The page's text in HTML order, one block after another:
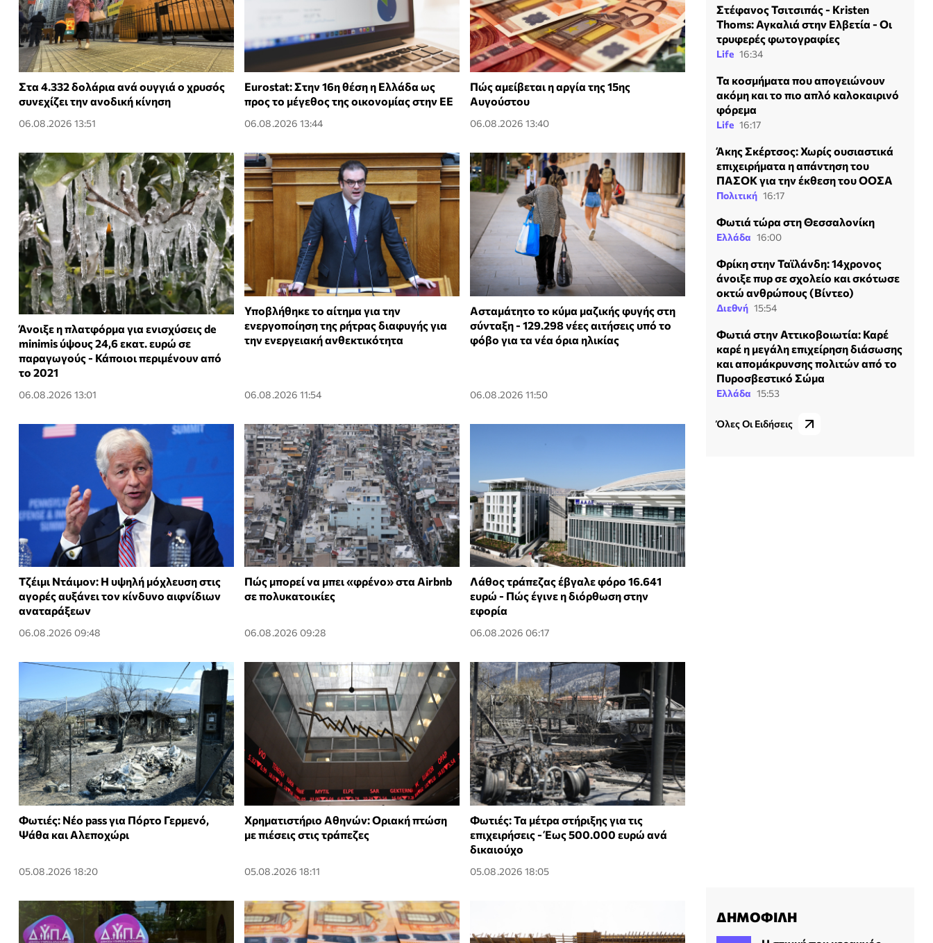
Στα 4.332 δολάρια ανά ουγγιά ο χρυσός
συνεχίζει την ανοδική κίνηση
06.08.2026 13:51
Eurostat: Στην 16η θέση η Ελλάδα ως
προς το μέγεθος της οικονομίας στην ΕΕ
06.08.2026 13:44
Πώς αμείβεται η αργία της 15ης
Αυγούστου
06.08.2026 13:40
Άνοιξε η πλατφόρμα για ενισχύσεις de
minimis ύψους 24,6 εκατ. ευρώ σε
παραγωγούς - Κάποιοι περιμένουν από
το 2021
06.08.2026 13:01
Υποβλήθηκε το αίτημα για την
ενεργοποίηση της ρήτρας διαφυγής για
την ενεργειακή ανθεκτικότητα
06.08.2026 11:54
Ασταμάτητο το κύμα μαζικής φυγής στη
σύνταξη - 129.298 νέες αιτήσεις υπό το
φόβο για τα νέα όρια ηλικίας
06.08.2026 11:50
Τζέιμι Ντάιμον: Η υψηλή μόχλευση στις
αγορές αυξάνει τον κίνδυνο αιφνίδιων
αναταράξεων
06.08.2026 09:48
Πώς μπορεί να μπει «φρένο» στα Airbnb
σε πολυκατοικίες
06.08.2026 09:28
Λάθος τράπεζας έβγαλε φόρο 16.641
ευρώ - Πώς έγινε η διόρθωση στην
εφορία
06.08.2026 06:17
Φωτιές: Νέο pass για Πόρτο Γερμενό,
Ψάθα και Αλεποχώρι
05.08.2026 18:20
Χρηματιστήριο Αθηνών: Οριακή πτώση
με πιέσεις στις τράπεζες
05.08.2026 18:11
Φωτιές: Τα μέτρα στήριξης για τις
επιχειρήσεις - Έως 500.000 ευρώ ανά
δικαιούχο
05.08.2026 18:05
Στέφανος Τσιτσιπάς - Kristen
Thoms: Αγκαλιά στην Ελβετία - Οι
τρυφερές φωτογραφίες
Life 16:34
Τα κοσμήματα που απογειώνουν
ακόμη και το πιο απλό καλοκαιρινό
φόρεμα
Life 16:17
Άκης Σκέρτσος: Χωρίς ουσιαστικά
επιχειρήματα η απάντηση του
ΠΑΣΟΚ για την έκθεση του ΟΟΣΑ
Πολιτική 16:17
Φωτιά τώρα στη Θεσσαλονίκη
Ελλάδα 16:00
Φρίκη στην Ταϊλάνδη: 14χρονος
άνοιξε πυρ σε σχολείο και σκότωσε
οκτώ ανθρώπους (Βίντεο)
Διεθνή 15:54
Φωτιά στην Αττικοβοιωτία: Καρέ
καρέ η μεγάλη επιχείρηση διάσωσης
και απομάκρυνσης πολιτών από το
Πυροσβεστικό Σώμα
Ελλάδα 15:53
Όλες Οι Ειδήσεις
ΔΗΜΟΦΙΛΗ